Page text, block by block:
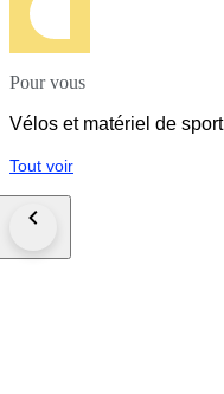
Pour vous
Vélos et matériel de sport
Tout voir